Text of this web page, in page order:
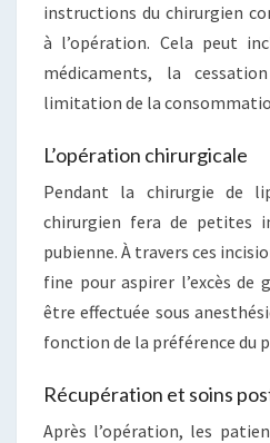
instructions du chirurgien
à l’opération. Cela peut
médicaments, la
limitation de la
L’opération chirurgicale
Pendant la chirurgie de
chirurgien fera de petites
pubienne. À travers ces
fine pour aspirer l’excès de
être effectuée sous
fonction de la préférence du
Récupération et soins
Après l’opération, les